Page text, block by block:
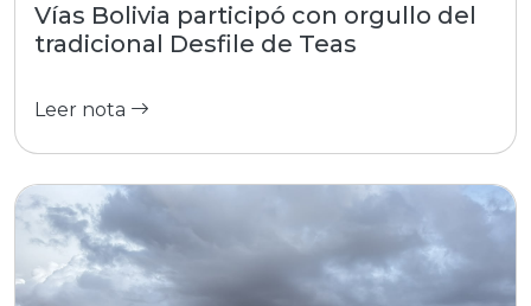
Vías Bolivia participó con orgullo del
tradicional Desfile de Teas
Leer nota